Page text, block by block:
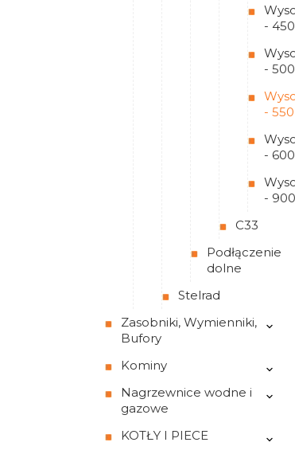
-
-
-
-
-
C33
Podłączenie
dolne
Stelrad
Zasobniki, Wymienniki,
Bufory
Kominy
Nagrzewnice wodne i
gazowe
KOTŁY I PIECE